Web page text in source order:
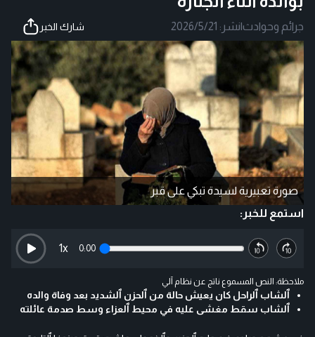
جرائم وحوادث|نشر: 2026/5/21 شارك الخبر
صورة تعبيرية لسيدة تبكي على قبر
استمع للخبر:
0:00
1x
ملاحظة: النص المسموع ناتج عن نظام آلي
ٱلشاب ٱلراحل كان يعيش حالة من ٱلحزن ٱلشديد بعد وفاة والده
ٱلشاب سقط مغشى عليه في محيط ٱلعزاء وسط صدمة عائلته